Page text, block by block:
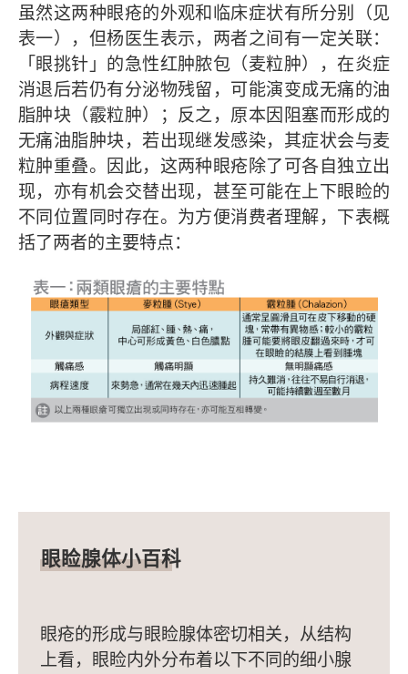
虽然这两种眼疮的外观和临床症状有所分别（见
表一），但杨医生表示，两者之间有一定关联：
「眼挑针」的急性红肿脓包（麦粒肿），在炎症
消退后若仍有分泌物残留，可能演变成无痛的油
脂肿块（霰粒肿）；反之，原本因阻塞而形成的
无痛油脂肿块，若出现继发感染，其症状会与麦
粒肿重叠。因此，这两种眼疮除了可各自独立出
现，亦有机会交替出现，甚至可能在上下眼睑的
不同位置同时存在。为方便消费者理解，下表概
括了两者的主要特点：
眼睑腺体小百科
眼疮的形成与眼睑腺体密切相关，从结构
上看，眼睑内外分布着以下不同的细小腺